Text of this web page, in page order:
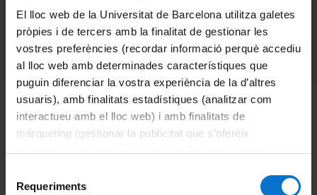
El lloc web de la Universitat de Barcelona utilitza galetes
pròpies i de tercers amb la finalitat de gestionar les
vostres preferències (recordar informació perquè accediu
al lloc web amb determinades característiques que
puguin diferenciar la vostra experiència de la d’altres
usuaris), amb finalitats estadístiques (analitzar com
interactueu amb el lloc web) i amb finalitats de
màrqueting (gestionar la publicitat que s’ofereix
consultar laPolítica de galetes del lloc web de la
Requeriments
Categorías:IN2UB
The project Universal biochemistry of RNA in the cold
coordinated by Prof. Fèlix Ritort has been awarded
The projectUniversal biochemistry of RNA in the cold